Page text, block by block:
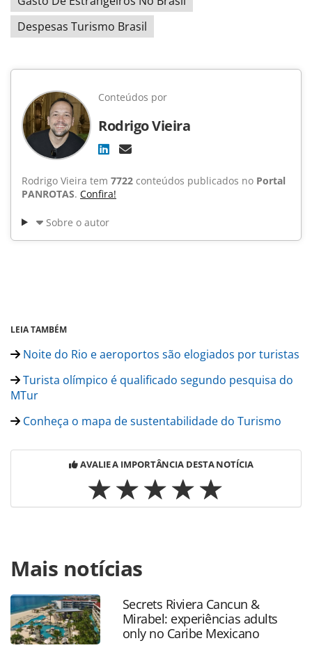
Despesas Turismo Brasil
Conteúdos por
Rodrigo Vieira
Rodrigo Vieira tem 7722 conteúdos publicados no Portal
PANROTAS. Confira!
Sobre o autor
LEIA TAMBÉM
Noite do Rio e aeroportos são elogiados por turistas
Turista olímpico é qualificado segundo pesquisa do
MTur
Conheça o mapa de sustentabilidade do Turismo
AVALIE A IMPORTÂNCIA DESTA NOTÍCIA
https://www.panrotas.com.br/noticia-
turismo/destinos/2016/08/estrangeiros-gastam-mais-no-
brasil-mesmo-sem-rio-2016_129016.html ou as
ferramentas oferecidas na página. Todo o conteúdo
produzido pela PANROTAS Editora é protegido pela
legislação brasileira sobre direito autoral. Não reproduza o
Mais notícias
Secrets Riviera Cancun &
Mirabel: experiências adults
only no Caribe Mexicano